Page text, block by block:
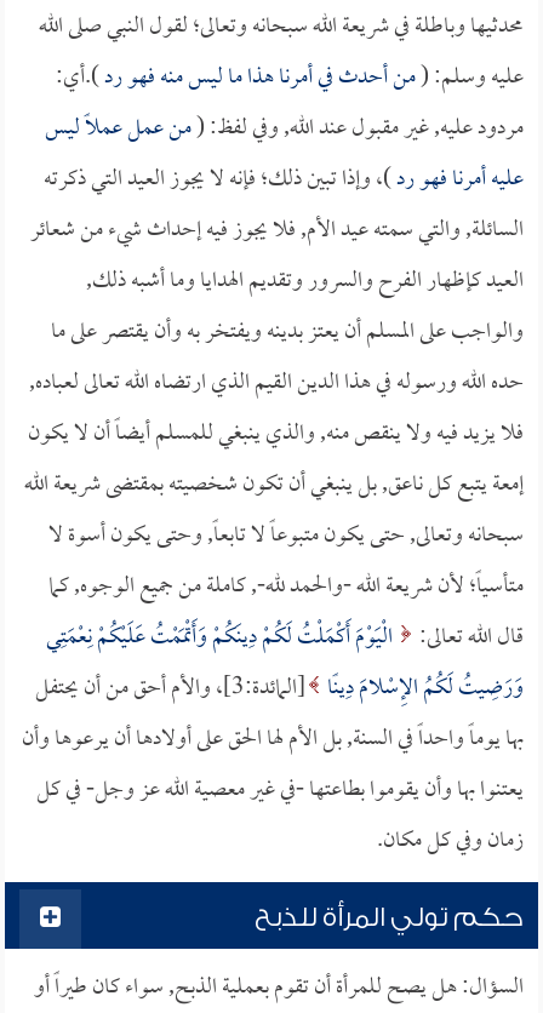
محدثيها وباطلة في شريعة الله سبحانه وتعالى؛ لقول النبي صلى الله
عليه وسلم: (من أحدث في أمرنا هذا ما ليس منه فهو رد).أي:
مردود عليه, غير مقبول عند الله, وفي لفظ: (من عمل عملاً ليس
عليه أمرنا فهو رد)، وإذا تبين ذلك؛ فإنه لا يجوز العيد التي ذكرته
السائلة, والتي سمته عيد الأم, فلا يجوز فيه إحداث شيء من شعائر
العيد كإظهار الفرح والسرور وتقديم الهدايا وما أشبه ذلك,
والواجب على المسلم أن يعتز بدينه ويفتخر به وأن يقتصر على ما
حده الله ورسوله في هذا الدين القيم الذي ارتضاه الله تعالى لعباده,
فلا يزيد فيه ولا ينقص منه, والذي ينبغي للمسلم أيضاً أن لا يكون
إمعة يتبع كل ناعق, بل ينبغي أن تكون شخصيته بمقتضى شريعة الله
سبحانه وتعالى, حتى يكون متبوعاً لا تابعاً, وحتى يكون أسوة لا
متأسياً؛ لأن شريعة الله -والحمد لله-, كاملة من جميع الوجوه, كما
قال الله تعالى:
الْيَوْمَ أَكْمَلْتُ لَكُمْ دِينَكُمْ وَأَتْمَمْتُ عَلَيْكُمْ نِعْمَتِي
وَرَضِيتُ لَكُمُ الإِسْلامَ دِينًا
[المائدة:3]، والأم أحق من أن يحتفل
بها يوماً واحداً في السنة, بل الأم لها الحق على أولادها أن يرعوها وأن
يعتنوا بها وأن يقوموا بطاعتها -في غير معصية الله عز وجل- في كل
زمان وفي كل مكان.
حكم تولي المرأة للذبح
السؤال: هل يصح للمرأة أن تقوم بعملية الذبح, سواء كان طيراً أو